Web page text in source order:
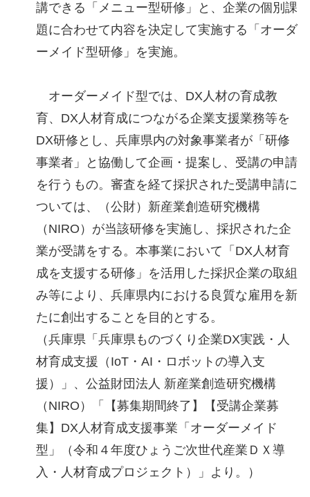
講できる「メニュー型研修」と、企業の個別課
題に合わせて内容を決定して実施する「オーダ
ーメイド型研修」を実施。
オーダーメイド型では、DX人材の育成教
育、DX人材育成につながる企業支援業務等を
DX研修とし、兵庫県内の対象事業者が「研修
事業者」と協働して企画・提案し、受講の申請
を行うもの。審査を経て採択された受講申請に
ついては、（公財）新産業創造研究機構
（NIRO）が当該研修を実施し、採択された企
業が受講をする。本事業において「DX人材育
成を支援する研修」を活用した採択企業の取組
み等により、兵庫県内における良質な雇用を新
たに創出することを目的とする。
（兵庫県「兵庫県ものづくり企業DX実践・人
材育成支援（IoT・AI・ロボットの導入支
援）」、公益財団法人 新産業創造研究機構
（NIRO）「【募集期間終了】【受講企業募
集】DX人材育成支援事業「オーダーメイド
型」（令和４年度ひょうご次世代産業ＤＸ導
入・人材育成プロジェクト）」より。）